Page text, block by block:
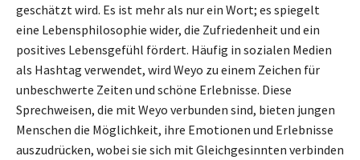
geschätzt wird. Es ist mehr als nur ein Wort; es spiegelt
eine Lebensphilosophie wider, die Zufriedenheit und ein
positives Lebensgefühl fördert. Häufig in sozialen Medien
als Hashtag verwendet, wird Weyo zu einem Zeichen für
unbeschwerte Zeiten und schöne Erlebnisse. Diese
Sprechweisen, die mit Weyo verbunden sind, bieten jungen
Menschen die Möglichkeit, ihre Emotionen und Erlebnisse
auszudrücken, wobei sie sich mit Gleichgesinnten verbinden